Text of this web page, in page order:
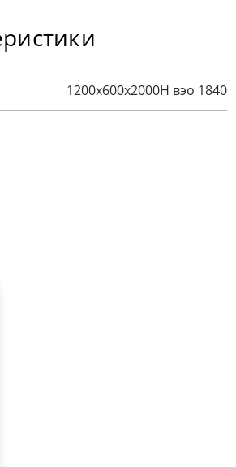
1200х600х2000H вэо 1840